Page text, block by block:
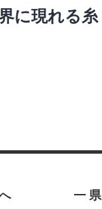
に現れる糸